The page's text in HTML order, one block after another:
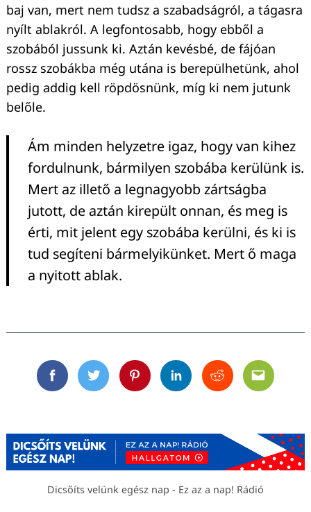
baj van, mert nem tudsz a szabadságról, a tágasra
nyílt ablakról. A legfontosabb, hogy ebből a
szobából jussunk ki. Aztán kevésbé, de fájóan
rossz szobákba még utána is berepülhetünk, ahol
pedig addig kell röpdösnünk, míg ki nem jutunk
belőle.
Ám minden helyzetre igaz, hogy van kihez
fordulnunk, bármilyen szobába kerülünk is.
Mert az illető a legnagyobb zártságba
jutott, de aztán kirepült onnan, és meg is
érti, mit jelent egy szobába kerülni, és ki is
tud segíteni bármelyikünket. Mert ő maga
a nyitott ablak.
FacebookTwitterPinterestLinkedinRedditEmail
Dicsőíts velünk egész nap - Ez az a nap! Rádió